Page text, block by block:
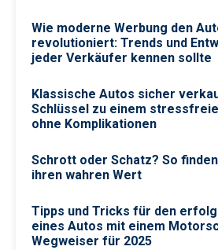
Wie moderne Werbung den
revolutioniert: Trends und
jeder Verkäufer kennen sollte
Klassische Autos sicher
Schlüssel zu einem
ohne Komplikationen
Schrott oder Schatz? So
ihren wahren Wert
Tipps und Tricks für den
eines Autos mit einem
Wegweiser für 2025